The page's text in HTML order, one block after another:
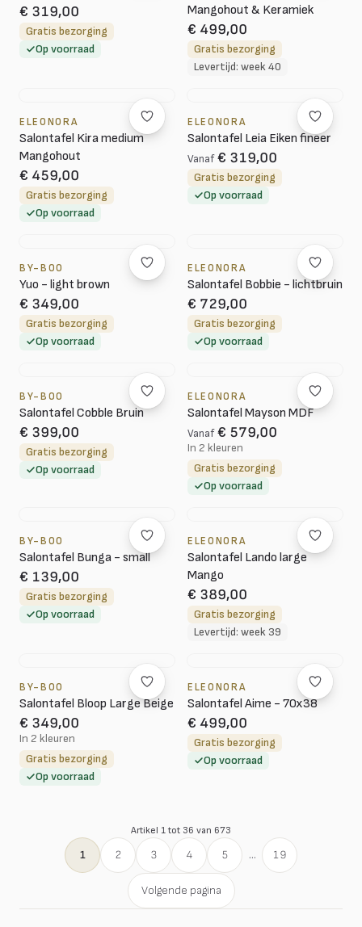
€ 319,00
Gratis bezorging
Op voorraad
Mangohout & Keramiek
€ 499,00
Gratis bezorging
Levertijd: week 40
ELEONORA
Salontafel Kira medium
Mangohout
€ 459,00
Gratis bezorging
Op voorraad
ELEONORA
Salontafel Leia Eiken fineer
Vanaf € 319,00
Gratis bezorging
Op voorraad
BY-BOO
Yuo - light brown
€ 349,00
Gratis bezorging
Op voorraad
ELEONORA
Salontafel Bobbie - lichtbruin
€ 729,00
Gratis bezorging
Op voorraad
BY-BOO
Salontafel Cobble Bruin
€ 399,00
Gratis bezorging
Op voorraad
ELEONORA
Salontafel Mayson MDF
Vanaf € 579,00
In 2 kleuren
Gratis bezorging
Op voorraad
BY-BOO
Salontafel Bunga - small
€ 139,00
Gratis bezorging
Op voorraad
ELEONORA
Salontafel Lando large
Mango
€ 389,00
Gratis bezorging
Levertijd: week 39
BY-BOO
Salontafel Bloop Large Beige
€ 349,00
In 2 kleuren
Gratis bezorging
Op voorraad
ELEONORA
Salontafel Aime - 70x38
€ 499,00
Gratis bezorging
Op voorraad
Artikel 1 tot 36 van 673
1 2 3 4 5 ... 19
Volgende pagina